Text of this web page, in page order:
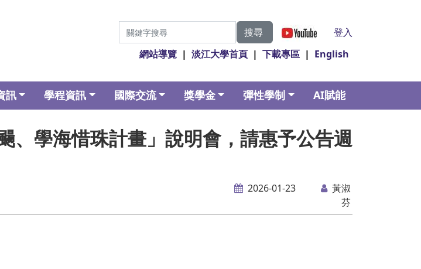
搜尋
登入
網站導覽 | 淡江大學首頁 | 下載專區 | English
訊 學程資訊 國際交流 獎學金 彈性學制 AI賦能
、學海惜珠計畫」說明會，請惠予公告週
2026-01-23
黃淑
芬